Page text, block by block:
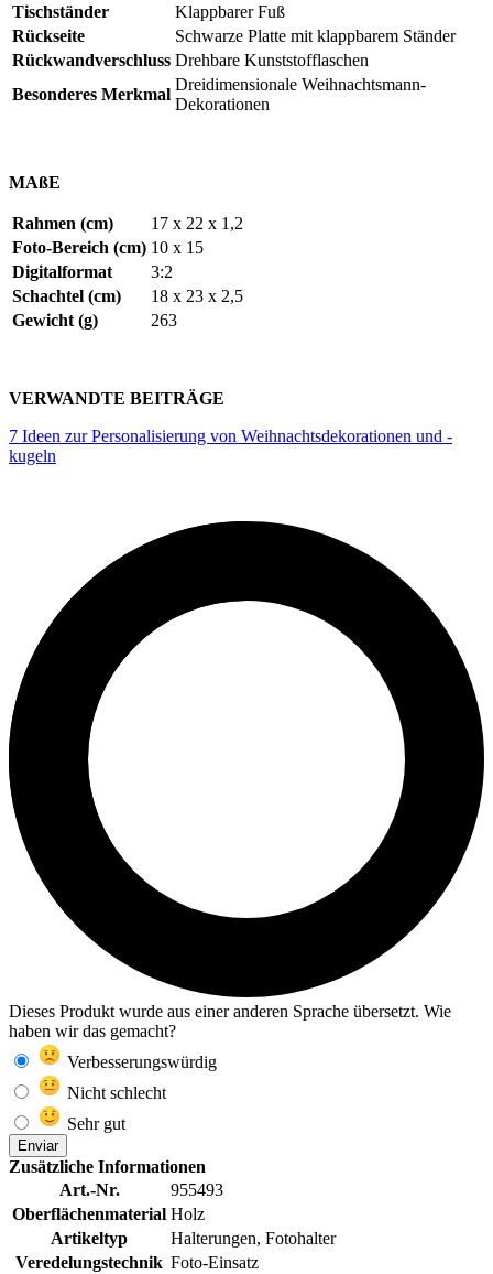
Tischständer
Klappbarer Fuß
Rückseite
Schwarze Platte mit klappbarem Ständer
Rückwandverschluss Drehbare Kunststofflaschen
Besonderes Merkmal
Dreidimensionale Weihnachtsmann-
Dekorationen
MAßE
Rahmen (cm)
17 x 22 x 1,2
Foto-Bereich (cm) 10 x 15
Digitalformat
3:2
Schachtel (cm)
18 x 23 x 2,5
Gewicht (g)
263
VERWANDTE BEITRÄGE
7 Ideen zur Personalisierung von Weihnachtsdekorationen und -
kugeln
Dieses Produkt wurde aus einer anderen Sprache übersetzt. Wie
haben wir das gemacht?
Verbesserungswürdig
Nicht schlecht
Sehr gut
Enviar
Zusätzliche Informationen
Art.-Nr.
955493
Oberflächenmaterial Holz
Artikeltyp
Halterungen, Fotohalter
Veredelungstechnik Foto-Einsatz